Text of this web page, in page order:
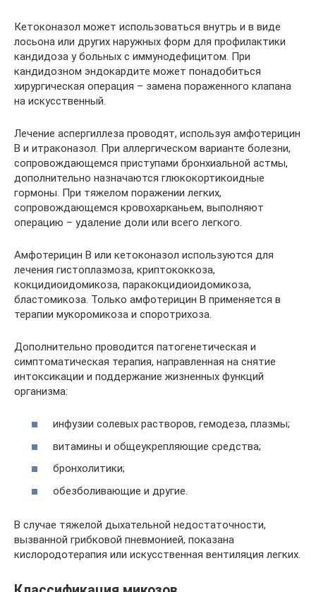
Кетоконазол может использоваться внутрь и в виде
лосьона или других наружных форм для профилактики
кандидоза у больных с иммунодефицитом. При
кандидозном эндокардите может понадобиться
хирургическая операция – замена пораженного клапана
на искусственный.
Лечение аспергиллеза проводят, используя амфотерицин
В и итраконазол. При аллергическом варианте болезни,
сопровождающемся приступами бронхиальной астмы,
дополнительно назначаются глюкокортикоидные
гормоны. При тяжелом поражении легких,
сопровождающемся кровохарканьем, выполняют
операцию – удаление доли или всего легкого.
Амфотерицин В или кетоконазол используются для
лечения гистоплазмоза, криптококкоза,
кокцидиоидомикоза, паракокцидиоидомикоза,
бластомикоза. Только амфотерицин В применяется в
терапии мукоромикоза и споротрихоза.
Дополнительно проводится патогенетическая и
симптоматическая терапия, направленная на снятие
интоксикации и поддержание жизненных функций
организма:
инфузии солевых растворов, гемодеза, плазмы;
витамины и общеукрепляющие средства;
бронхолитики;
обезболивающие и другие.
В случае тяжелой дыхательной недостаточности,
вызванной грибковой пневмонией, показана
кислородотерапия или искусственная вентиляция легких.